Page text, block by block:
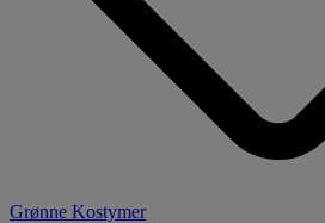
Grønne Kostymer